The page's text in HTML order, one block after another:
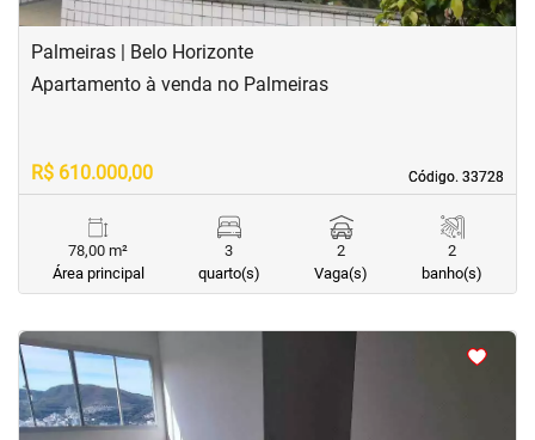
Palmeiras | Belo Horizonte
Código. 33728
Código. 33728
Apartamento à venda no Palmeiras
R$ 610.000,00
78,00 m²
Área principal
3
quarto(s)
2
Vaga(s)
2
banho(s)
<<<<